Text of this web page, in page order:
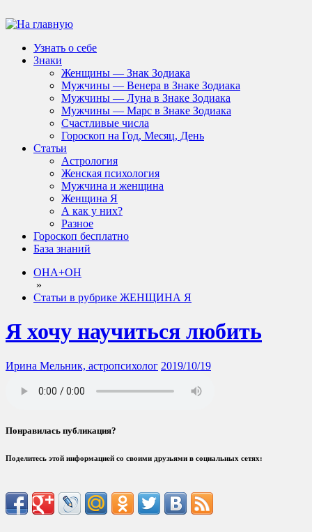
Узнать о себе
Знаки
Женщины — Знак Зодиака
Мужчины — Венера в Знаке Зодиака
Мужчины — Луна в Знаке Зодиака
Мужчины — Марс в Знаке Зодиака
Счастливые числа
Гороскоп на Год, Месяц, День
Статьи
Астрология
Женская психология
Мужчина и женщина
Женщина Я
А как у них?
Разное
Гороскоп бесплатно
База знаний
ОНА+ОН
»
Статьи в рубрике ЖЕНЩИНА Я
Я хочу научиться любить
Ирина Мельник, астропсихолог 2019/10/19
Понравилась публикация?
Поделитесь этой информацией со своими друзьями в социальных сетях: